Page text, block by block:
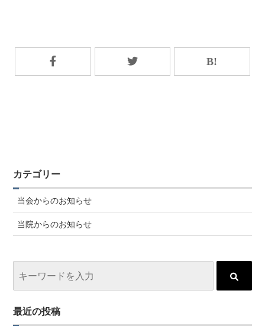
カテゴリー
当会からのお知らせ
当院からのお知らせ
最近の投稿